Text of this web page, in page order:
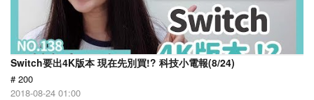
Switch要出4K版本 現在先別買!? 科技小電報(8/24)
# 200
2018-08-24 01:00